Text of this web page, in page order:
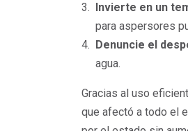
Invierte en un
para aspersores
Denuncie el
agua.
Gracias al uso
que afectó a todo el